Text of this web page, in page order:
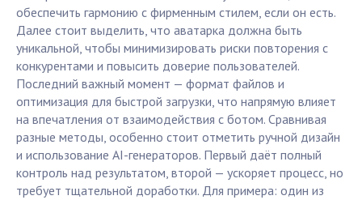
обеспечить гармонию с фирменным стилем, если он есть.
Далее стоит выделить, что аватарка должна быть
уникальной, чтобы минимизировать риски повторения с
конкурентами и повысить доверие пользователей.
Последний важный момент — формат файлов и
оптимизация для быстрой загрузки, что напрямую влияет
на впечатления от взаимодействия с ботом. Сравнивая
разные методы, особенно стоит отметить ручной дизайн
и использование AI-генераторов. Первый даёт полный
контроль над результатом, второй — ускоряет процесс, но
требует тщательной доработки. Для примера: один из